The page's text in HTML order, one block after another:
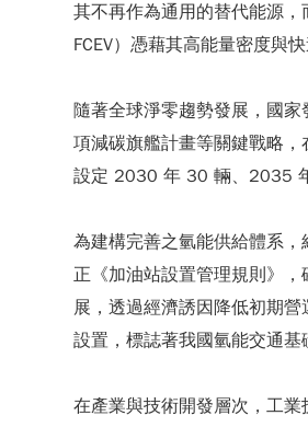
其不再作為通用的替代能源
FCEV）憑藉其高能量密度與
隨著全球淨零趨勢發展，國
項減碳旗艦計畫等關鍵戰略
設定 2030 年 30 輛、2035
為建構完善之氫能供給體系
正《加油站設置管理規則》
展，透過經濟誘因降低初期
設置，標誌著我國氫能交通基
在產業與技術開發層次，工